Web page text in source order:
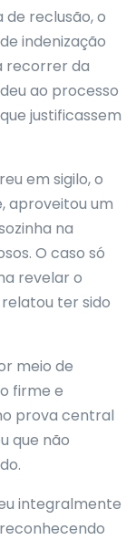
reclusão, o
indenização
recorrer da
ao processo
justificassem
em sigilo, o
aproveitou um
na
O caso só
revelar o
ter sido
meio de
firme e
prova central
que não
integralmente